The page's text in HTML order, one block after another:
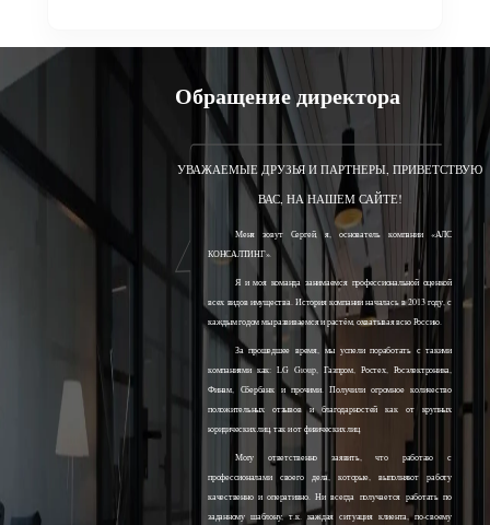
Обращение директора
УВАЖАЕМЫЕ ДРУЗЬЯ И ПАРТНЕРЫ, ПРИВЕТСТВУЮ
ВАС, НА НАШЕМ САЙТЕ!
Меня зовут Сергей, я, основатель компании «АЛС
КОНСАЛТИНГ».
Я и моя команда занимаемся профессиональной оценкой
всех видов имущества. История компании началась в 2013 году, с
каждым годом мы развиваемся и растём, охватывая всю Россию.
За прошедшее время, мы успели поработать с такими
компаниями как: LG Group, Газпром, Ростех, Росэлектроника,
Финам, Сбербанк и прочими. Получили огромное количество
положительных отзывов и благодарностей как от крупных
юридических лиц, так и от физических лиц.
Могу ответственно заявить, что работаю с
профессионалами своего дела, которые, выполняют работу
качественно и оперативно. Ни всегда получается работать по
заданному шаблону, т.к. каждая ситуация клиента, по-своему